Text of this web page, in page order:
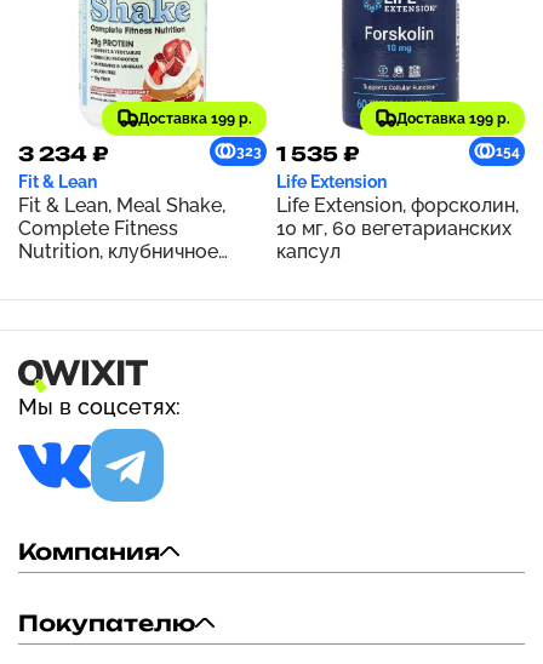
Доставка 199 р.
3 234 ₽ 323
Fit & Lean
Fit & Lean, Meal Shake,
Complete Fitness
Nutrition, клубничное
(0,8 фунта)
Доставка 199 р.
1 535 ₽ 154
Life Extension
Life Extension, форсколин,
10 мг, 60 вегетарианских
капсул
Мы в соцсетях:
Компания
Покупателю